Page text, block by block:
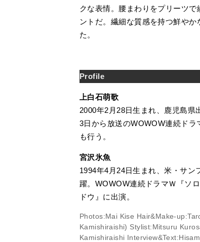
クな表情。腰まわりをプリーツ
ントだ。繊細な質感を持つ鮮や
た。
Profile
上白石萌歌
2000年2月28日生まれ、鹿児島県
3日から放送のWOWOW連続ド
も行う。
宮沢氷魚
1994年4月24日生まれ、米・サ
躍。WOWOW連続ドラマＷ『ソ
ドウ』に出演。
Photos:Mai Kise Hair&Make-
Kamishiraishi) Stylist:Mitsuru
Kamishiraishi